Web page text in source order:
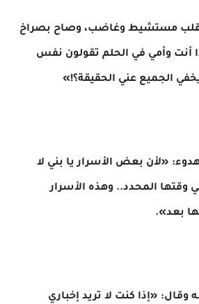
مستشيط وغاضب، وصاح بصراخ
أنت وأمي في الحلم تقولون نفس
يخفي الجميع عني الحقيقة؟!»
«لأن بعض الأسرار يا بني لا
وقتها المحدد.. وهذه الأسرار
بعد».
«إذا كنت لا تريد إخباري